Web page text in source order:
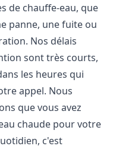
de chauffe-eau, que
panne, une fuite ou
Nos délais
sont très courts,
les heures qui
appel. Nous
que vous avez
chaude pour votre
c'est